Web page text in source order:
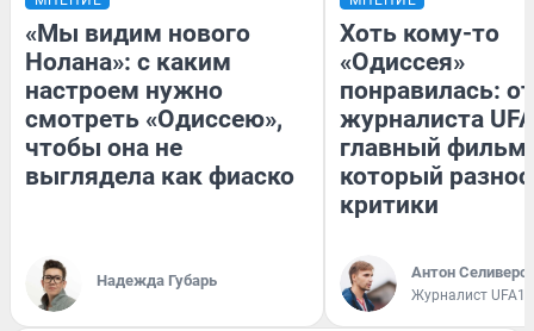
«Мы видим нового
Нолана»: с каким
настроем нужно
смотреть «Одиссею»,
чтобы она не
выглядела как фиаско
Надежда Губарь
Хоть кому-то
«Одиссея»
понравилась:
журналиста
главный фильм
который
критики
Антон
Журналист